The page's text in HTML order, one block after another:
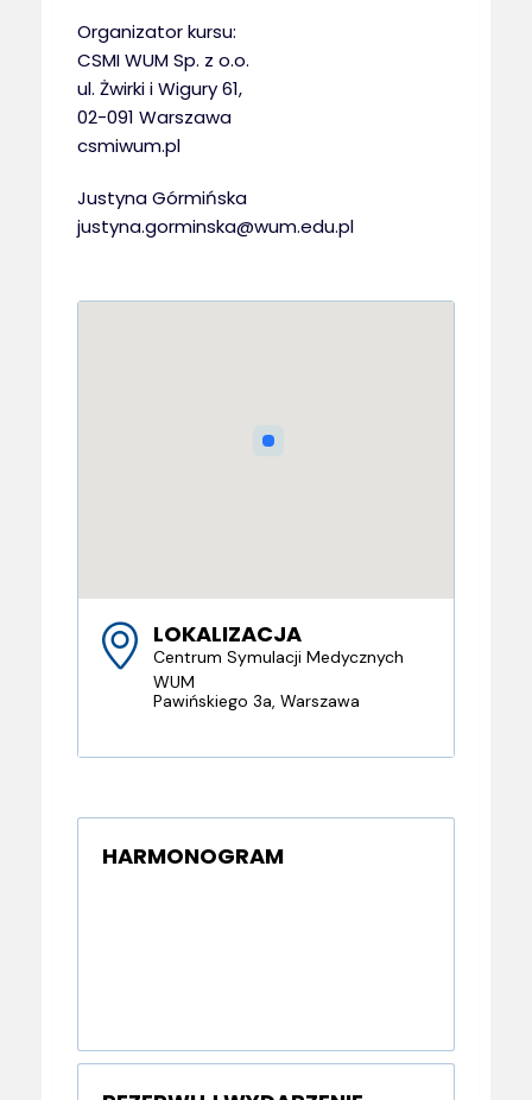
Organizator kursu:
CSMI WUM Sp. z o.o.
ul. Żwirki i Wigury 61,
02-091 Warszawa
csmiwum.pl
Justyna Górmińska
justyna.gorminska@wum.edu.pl
LOKALIZACJA
Centrum Symulacji Medycznych
WUM
Pawińskiego 3a, Warszawa
HARMONOGRAM